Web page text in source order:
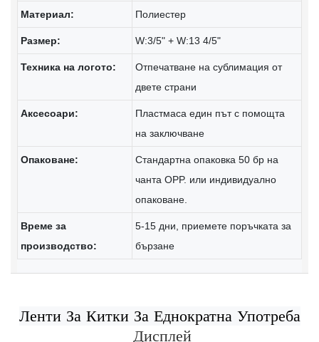
Материал: Полиестер
Размер: W:3/5" + W:13 4/5"
Техника на логото:
Отпечатване на сублимация от
двете страни
Аксесоари:
Пластмаса един път с помощта
на заключване
Опаковане:
Стандартна опаковка 50 бр на
чанта OPP. или индивидуално
опаковане.
Време за
производство:
5-15 дни, приемете поръчката за
бързане
Ленти За Китки За Еднократна Употреба
Дисплей